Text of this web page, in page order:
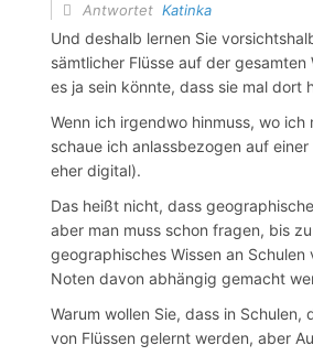
Antwortet Katinka
Und deshalb lernen Sie
sämtlicher Flüsse auf der gesamten
es ja sein könnte, dass sie mal dort
Wenn ich irgendwo hinmuss, wo ich
schaue ich anlassbezogen auf
eher digital).
Das heißt nicht, dass
aber man muss schon fragen, bis
geographisches Wissen an
Noten davon abhängig gemacht
Warum wollen Sie, dass in Schulen,
von Flüssen gelernt werden, aber